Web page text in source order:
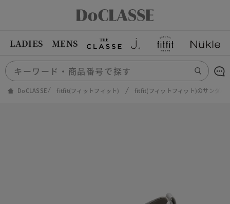
LADIES MENS
DoCLASSE fitfit(フィットフィット) fitfit(フィットフィット)のサンダル